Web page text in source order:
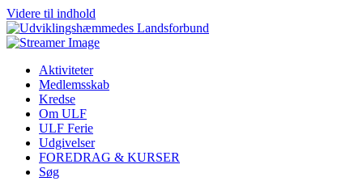
Videre til indhold
Aktiviteter
Medlemsskab
Kredse
Om ULF
ULF Ferie
Udgivelser
FOREDRAG & KURSER
Søg